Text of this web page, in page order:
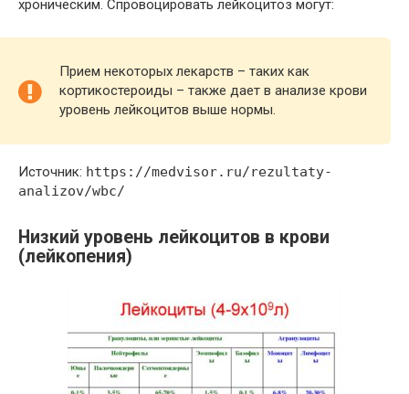
хроническим. Спровоцировать лейкоцитоз могут:
Прием некоторых лекарств – таких как
кортикостероиды – также дает в анализе крови
уровень лейкоцитов выше нормы.
Источник: https://medvisor.ru/rezultaty-
analizov/wbc/
Низкий уровень лейкоцитов в крови
(лейкопения)